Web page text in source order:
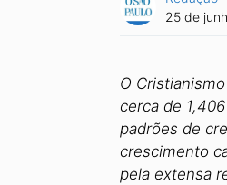
25 de
O
cerca de
padrões de
crescimento
pela extensa